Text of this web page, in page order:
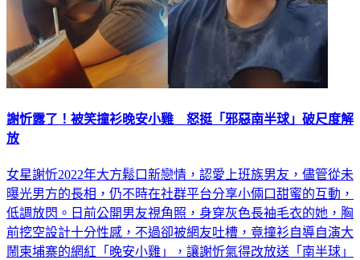
謝忻露了！被笑撞衫晚安小雞 怒挺「邪惡南半球」破尺度解
放
女星謝忻2022年大方鬆口新戀情，認愛上班族男友，儘管從未
曝光男方的長相，仍不時在社群平台分享小倆口甜蜜的互動，
低調放閃。日前公開男友視角照，身穿灰色長袖毛衣的她，胸
前挖空設計十分性感，不過卻被網友吐槽，竟撞衫自導自演大
鬧柬埔寨的網紅「晚安小雞」，讓謝忻氣得改放送「南半球」